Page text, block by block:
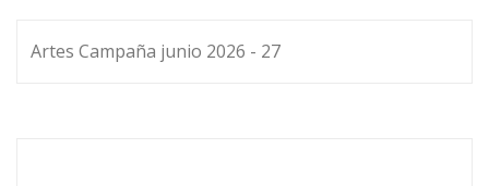
Artes Campaña junio 2026 - 27